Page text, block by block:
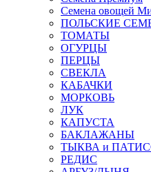
Семена овощей
ПОЛЬСКИЕ
ТОМАТЫ
ОГУРЦЫ
ПЕРЦЫ
СВЕКЛА
КАБАЧКИ
МОРКОВЬ
ЛУК
КАПУСТА
БАКЛАЖАНЫ
ТЫКВА и
РЕДИС